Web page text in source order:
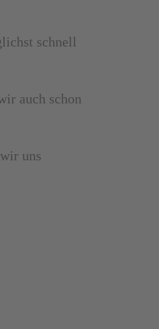
schnell
auch schon
uns